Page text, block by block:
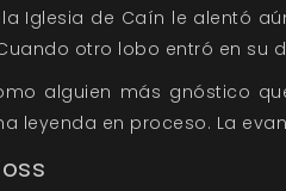
la Iglesia de Caín le alentó
otro lobo entró en su
alguien más gnóstico
leyenda en proceso. La